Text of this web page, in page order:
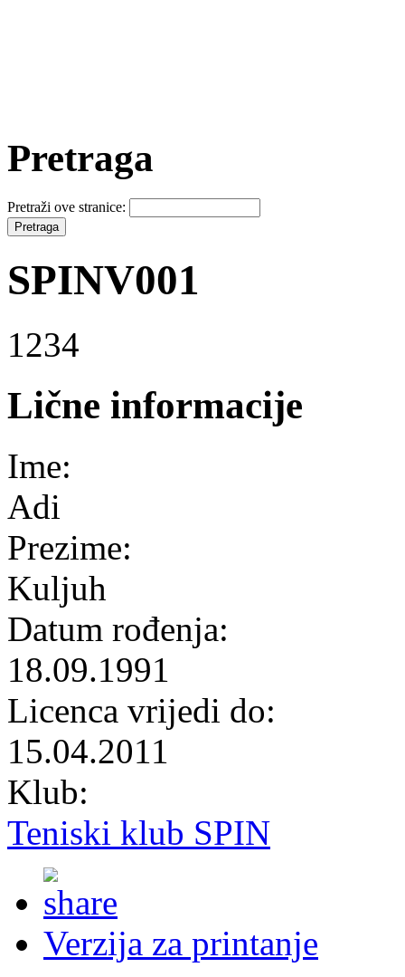
Pretraga
Pretraži ove stranice:
SPINV001
1234
Lične informacije
Ime:
Adi
Prezime:
Kuljuh
Datum rođenja:
18.09.1991
Licenca vrijedi do:
15.04.2011
Klub:
Teniski klub SPIN
Verzija za printanje